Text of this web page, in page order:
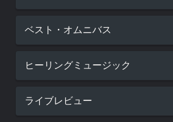
ベスト・オムニバス
ヒーリングミュージック
ライブレビュー